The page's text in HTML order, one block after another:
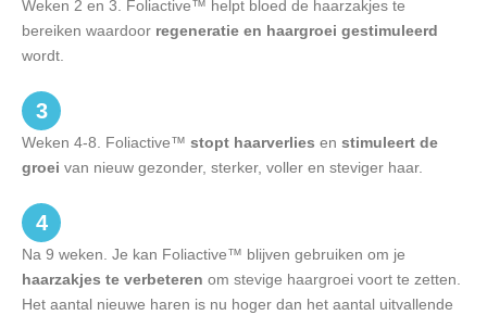
Weken 2 en 3. Foliactive™ helpt bloed de haarzakjes te
bereiken waardoor regeneratie en haargroei gestimuleerd
wordt.
3
Weken 4-8. Foliactive™ stopt haarverlies en stimuleert de
groei van nieuw gezonder, sterker, voller en steviger haar.
4
Na 9 weken. Je kan Foliactive™ blijven gebruiken om je
haarzakjes te verbeteren om stevige haargroei voort te zetten.
Het aantal nieuwe haren is nu hoger dan het aantal uitvallende